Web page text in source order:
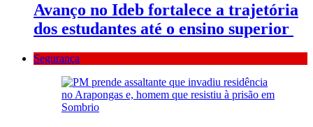
Avanço no Ideb fortalece a trajetória
dos estudantes até o ensino superior
Segurança